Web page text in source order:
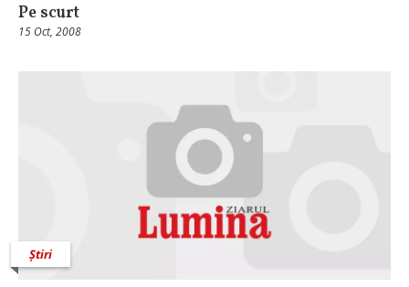
Pe scurt
15 Oct, 2008
Știri